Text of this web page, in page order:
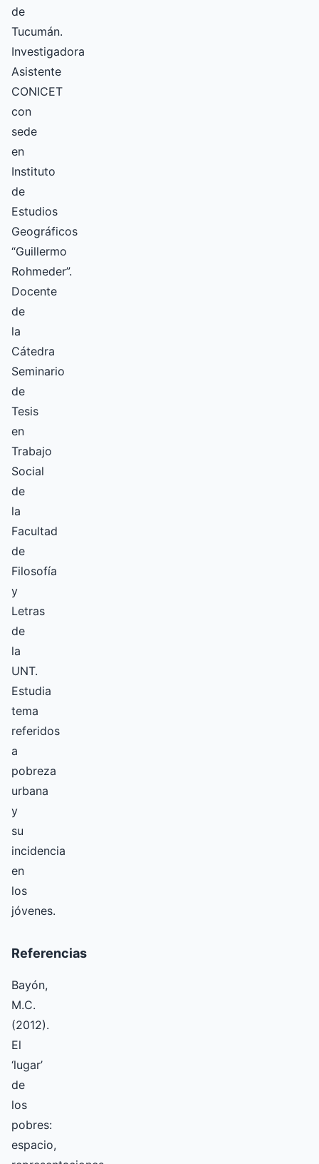
de
Tucumán.
Investigadora
Asistente
CONICET
con
sede
en
Instituto
de
Estudios
Geográficos
“Guillermo
Rohmeder”.
Docente
de
la
Cátedra
Seminario
de
Tesis
en
Trabajo
Social
de
la
Facultad
de
Filosofía
y
Letras
de
la
UNT.
Estudia
tema
referidos
a
pobreza
urbana
y
su
incidencia
en
los
jóvenes.
Referencias
Bayón,
M.C.
(2012).
El
‘lugar’
de
los
pobres:
espacio,